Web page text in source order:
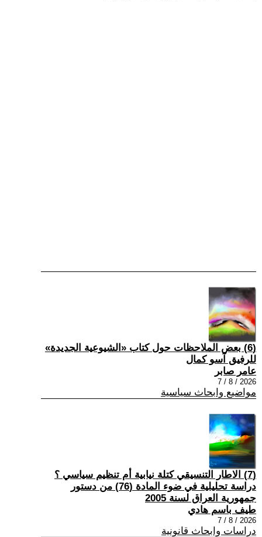
(6) بعض الملاحظات حول كتاب «الشيوعية الجديدة»
للرفيق آسو كمال
عامر صابر
2026 / 8 / 7
مواضيع وابحاث سياسية
(7) الاطار التنسيقي كتلة نيابية أم تنظيم سياسي ؟
دراسة تحليلية في ضوء المادة (76) من دستور
جمهورية العراق لسنة 2005
طيف باسم هادي
2026 / 8 / 7
دراسات وابحاث قانونية